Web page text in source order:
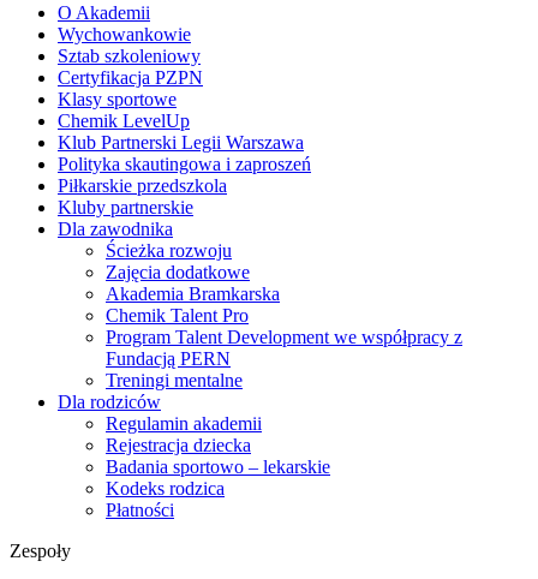
O Akademii
Wychowankowie
Sztab szkoleniowy
Certyfikacja PZPN
Klasy sportowe
Chemik LevelUp
Klub Partnerski Legii Warszawa
Polityka skautingowa i zaproszeń
Piłkarskie przedszkola
Kluby partnerskie
Dla zawodnika
Ścieżka rozwoju
Zajęcia dodatkowe
Akademia Bramkarska
Chemik Talent Pro
Program Talent Development we współpracy z
Fundacją PERN
Treningi mentalne
Dla rodziców
Regulamin akademii
Rejestracja dziecka
Badania sportowo – lekarskie
Kodeks rodzica
Płatności
Zespoły